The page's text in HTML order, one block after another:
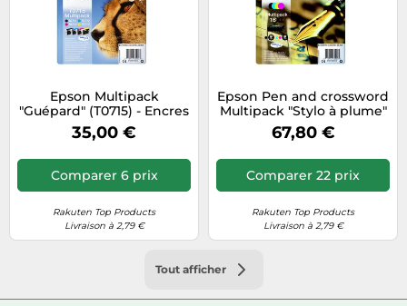
Epson Multipack
"Guépard" (T0715) - Encres
DURABrite Ultra N, C, M, J
35,00 €
Comparer 6 prix
Rakuten Top Products
Livraison à 2,79 €
Epson Pen and crossword
Multipack "Stylo à plume"
16XL - Encre DURABrite
Ultra N,C,M,J
67,80 €
Comparer 22 prix
Rakuten Top Products
Livraison à 2,79 €
Tout afficher